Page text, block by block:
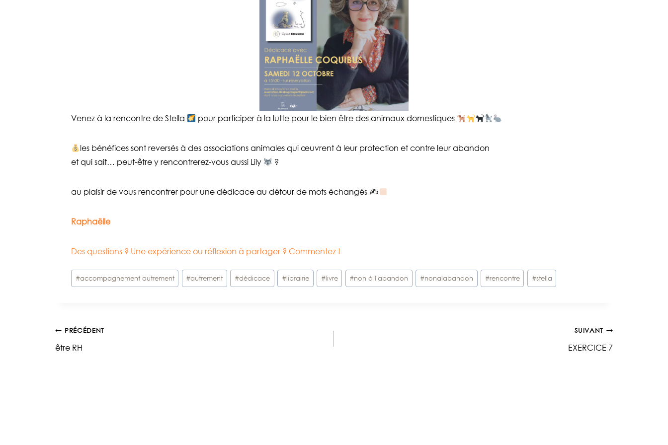
Venez à la rencontre de Stella pour participer à la lutte pour le bien être des animaux domestiques
les bénéfices sont reversés à des associations animales qui œuvrent à leur protection et contre leur abandon
et qui sait… peut-être y rencontrerez-vous aussi Lily
?
au plaisir de vous rencontrer pour une dédicace au détour de mots échangés ✍
Raphaëlle
Des questions ? Une expérience ou réflexion à partager ? Commentez !
Étiquettes
de
#accompagnement autrement #autrement #dédicace #librairie #livre #non à l'abandon #nonalabandon #rencontre #stella
Navigation
PRÉCÉDENT
être RH
SUIVANT
EXERCICE 7